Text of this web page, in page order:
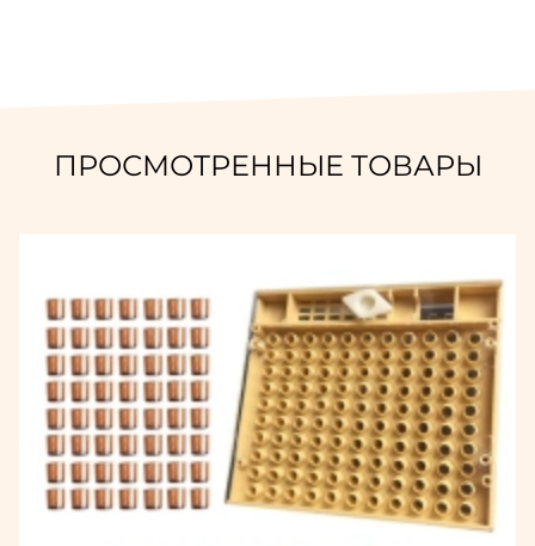
ПРОСМОТРЕННЫЕ ТОВАРЫ